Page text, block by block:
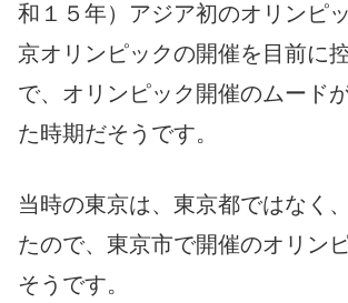
和１５年）アジア初のオリンピ
京オリンピックの開催を目前に
で、オリンピック開催のムード
た時期だそうです。
当時の東京は、東京都ではなく
たので、東京市で開催のオリン
そうです。